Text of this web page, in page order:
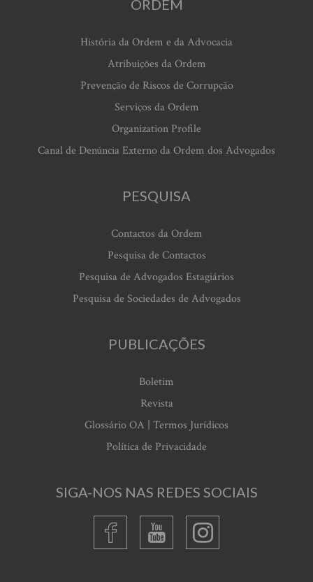
ORDEM
História da Ordem e da Advocacia
Atribuições da Ordem
Prevenção de Riscos de Corrupção
Serviços da Ordem
Organization Profile
Canal de Denúncia Externo da Ordem dos Advogados
PESQUISA
Contactos da Ordem
Pesquisa de Contactos
Pesquisa de Advogados Estagiários
Pesquisa de Sociedades de Advogados
PUBLICAÇÕES
Boletim
Revista
Glossário OA | Termos Jurídicos
Política de Privacidade
SIGA-NOS NAS REDES SOCIAIS